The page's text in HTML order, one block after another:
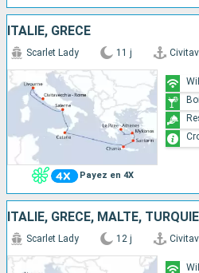
ITALIE, GRÈCE
Payez en 4X
Scarlet Lady 11 j
ITALIE, GRÈCE, MALTE, TURQUIE
Scarlet Lady 12 j